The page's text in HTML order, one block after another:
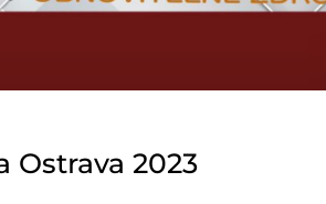
Ostrava 2023